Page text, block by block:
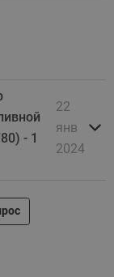
- 1
22
янв
2024